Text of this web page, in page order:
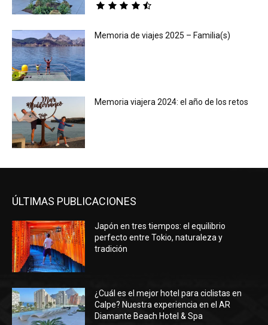
Memoria de viajes 2025 – Familia(s)
Memoria viajera 2024: el año de los retos
ÚLTIMAS PUBLICACIONES
Japón en tres tiempos: el equilibrio
perfecto entre Tokio, naturaleza y
tradición
¿Cuál es el mejor hotel para ciclistas en
Calpe? Nuestra experiencia en el AR
Diamante Beach Hotel & Spa